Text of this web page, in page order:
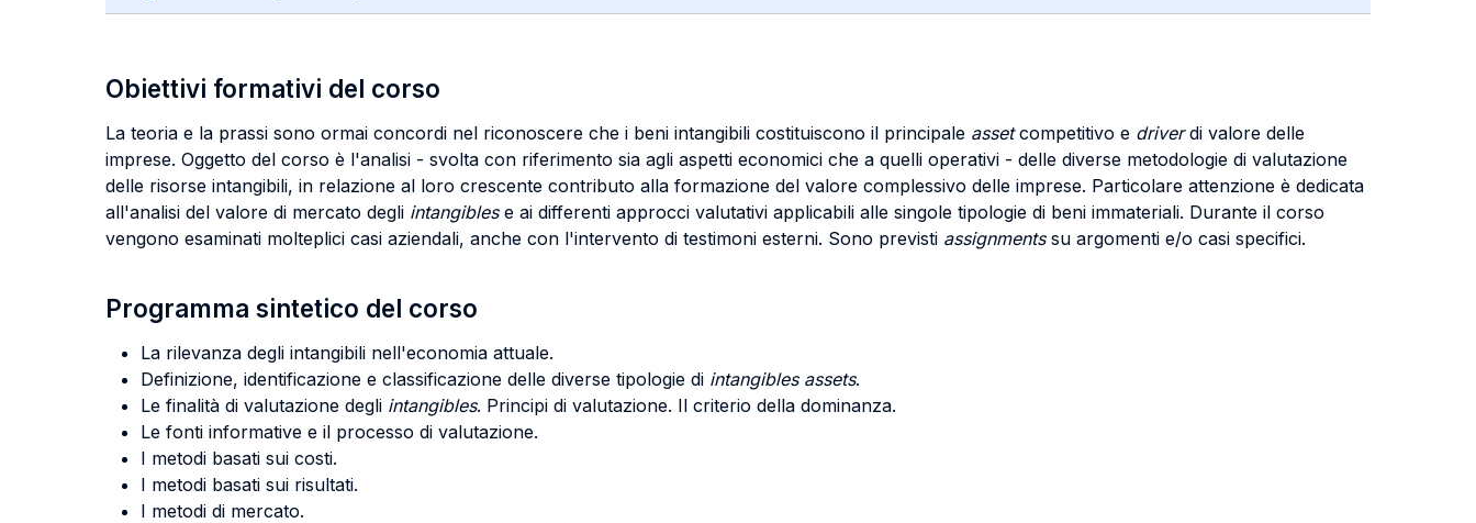
Obiettivi formativi del corso
La teoria e la prassi sono ormai concordi nel riconoscere che i beni intangibili costituiscono il principale assetcompetitivo e driverdi valore delle
imprese. Oggetto del corso è l'analisi - svolta con riferimento sia agli aspetti economici che a quelli operativi - delle diverse metodologie di valutazione
delle risorse intangibili, in relazione al loro crescente contributo alla formazione del valore complessivo delle imprese. Particolare attenzione è dedicata
all'analisi del valore di mercato degli intangibles e ai differenti approcci valutativi applicabili alle singole tipologie di beni immateriali. Durante il corso
vengono esaminati molteplici casi aziendali, anche con l'intervento di testimoni esterni. Sono previsti assignmentssu argomenti e/o casi specifici.
Programma sintetico del corso
La rilevanza degli intangibili nell'economia attuale.
Definizione, identificazione e classificazione delle diverse tipologie di intangibles assets.
Le finalità di valutazione degli intangibles. Principi di valutazione. Il criterio della dominanza.
Le fonti informative e il processo di valutazione.
I metodi basati sui costi.
I metodi basati sui risultati.
I metodi di mercato.